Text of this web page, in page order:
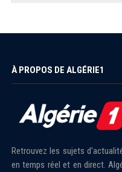
À PROPOS DE ALGÉRIE1
Retrouvez les sujets
en temps réel et en direct.